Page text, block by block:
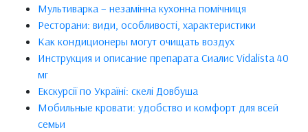
Мультиварка – незамінна кухонна помічниця
Ресторани: види, особливості, характеристики
Как кондиционеры могут очищать воздух
Инструкция и описание препарата Сиалис Vidalista 40
мг
Екскурсії по Україні: скелі Довбуша
Мобильные кровати: удобство и комфорт для всей
семьи